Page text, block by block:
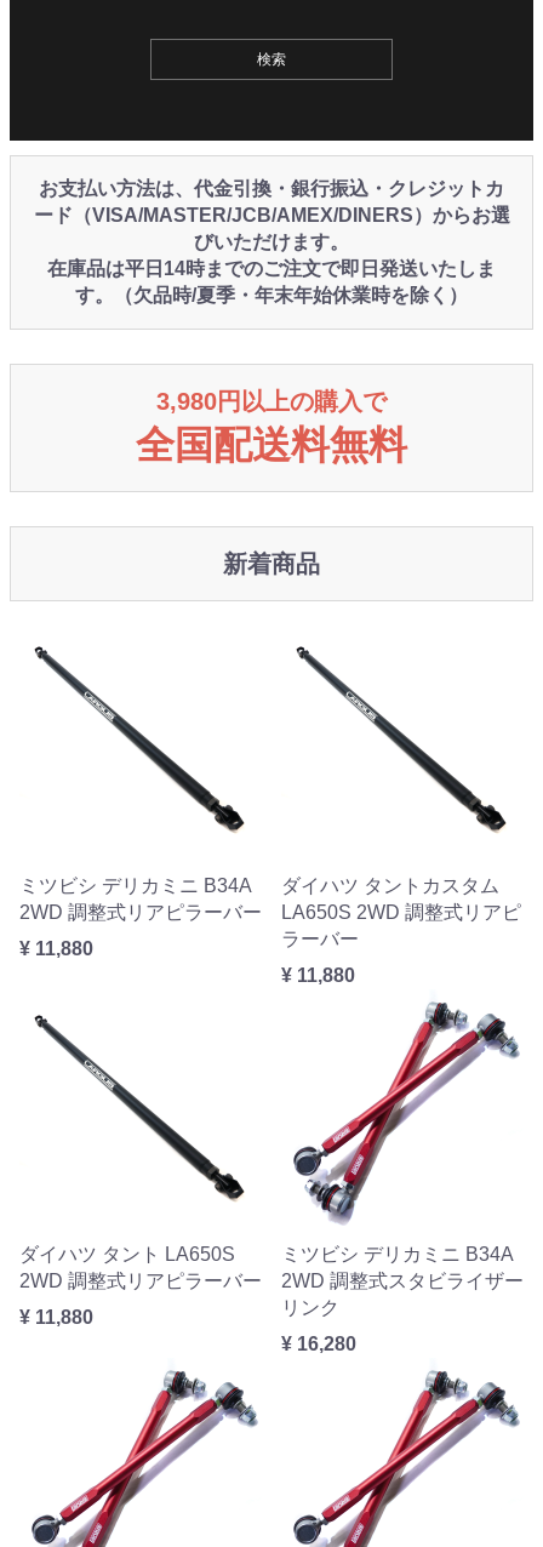
お支払い方法は、代金引換・銀行振込・クレジットカ
ード（VISA/MASTER/JCB/AMEX/DINERS）からお選
びいただけます。
在庫品は平日14時までのご注文で即日発送いたしま
す。（欠品時/夏季・年末年始休業時を除く）
3,980円以上の購入で
全国配送料無料
新着商品
ミツビシ デリカミニ B34A
2WD 調整式リアピラーバー
¥ 11,880
ダイハツ タントカスタム
LA650S 2WD 調整式リアピ
ラーバー
¥ 11,880
ダイハツ タント LA650S
2WD 調整式リアピラーバー
¥ 11,880
ミツビシ デリカミニ B34A
2WD 調整式スタビライザー
リンク
¥ 16,280